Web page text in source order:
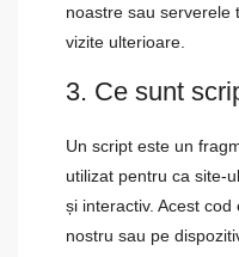
noastre sau serverele
vizite ulterioare.
3. Ce sunt
Un script este un
utilizat pentru ca site-
și interactiv. Acest
nostru sau pe